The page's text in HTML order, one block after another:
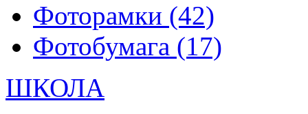
Фоторамки (42)
Фотобумага (17)
ШКОЛА